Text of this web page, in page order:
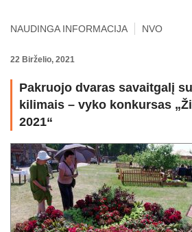
NAUDINGA INFORMACIJA NVO
22 Birželio, 2021
Pakruojo dvaras savaitgalį
kilimais – vyko konkursas
2021“